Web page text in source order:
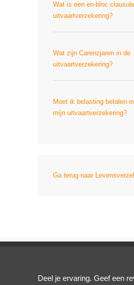
Wat is een en-bloc
uitvaartverzekering?
Wat zijn Carenzjaren in de
uitvaartverzekering?
Moet ik belasting betalen
mijn uitvaartverzekering?
Ga terug naar
Deel je ervaring. Geef een